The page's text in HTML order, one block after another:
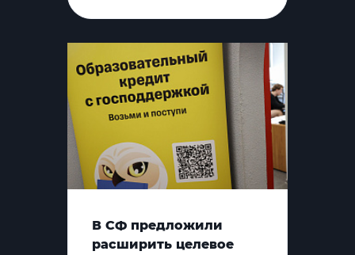
В СФ предложили
расширить целевое